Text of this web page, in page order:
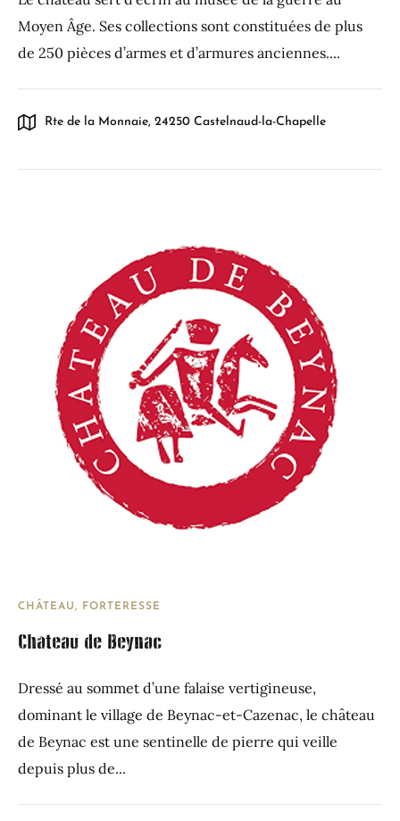
Moyen Âge. Ses collections sont constituées de plus
de 250 pièces d’armes et d’armures anciennes....
Rte de la Monnaie, 24250 Castelnaud-la-Chapelle
CHÂTEAU, FORTERESSE
Château de Beynac
Dressé au sommet d’une falaise vertigineuse,
dominant le village de Beynac-et-Cazenac, le château
de Beynac est une sentinelle de pierre qui veille
depuis plus de...